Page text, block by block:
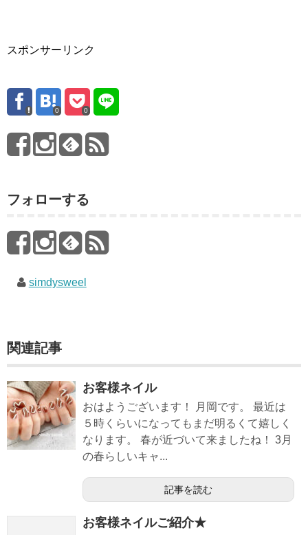
スポンサーリンク
0 0
フォローする
simdysweel
関連記事
お客様ネイル
おはようございます！ 月岡です。 最近は
５時くらいになってもまだ明るくて嬉しく
なります。 春が近づいて来ましたね！ 3月
の春らしいキャ...
記事を読む
お客様ネイルご紹介★